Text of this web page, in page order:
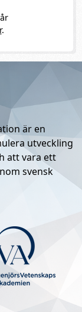
.
är en
utveckling
att vara ett
svensk